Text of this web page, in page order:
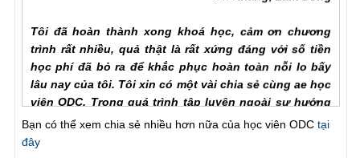
trình rất nhiều, quả thật là rất xứng đáng với số tiền
học phí đã bỏ ra để khắc phục hoàn toàn nỗi lo bấy
lâu nay của tôi. Tôi xin có một vài chia sẻ cùng ae học
viên ODC. Trong quá trình tập luyện ngoài sự hướng
dẫn của hlv cần hơn hết là sự chia sẻ của ae học viên
với nhau để hiểu rõ từng vấn đề của phương pháp.
Trước khi đến với ODC tình trạng của tôi rất tệ, qh chỉ
Bạn có thể xem chia sẻ nhiều hơn nữa của học viên ODC tại
đây